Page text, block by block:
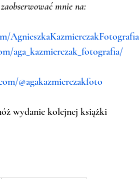
mnie na:
AgnieszkaKazmierczakFotografia
aga_kazmierczak_fotografia/
@agakazmierczakfoto
wydanie kolejnej książki